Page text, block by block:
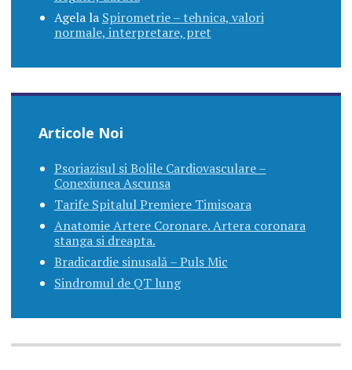
Agelala Spirometrie – tehnica, valori
normale, interpretare, pret
Articole Noi
Psoriazisul si Bolile Cardiovasculare –
Conexiunea Ascunsa
Tarife Spitalul Premiere Timisoara
Anatomie Artere Coronare. Artera coronara
stanga si dreapta.
Bradicardie sinusală – Puls Mic
Sindromul de QT lung